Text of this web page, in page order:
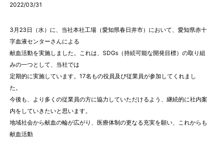
2022/03/31
3月23日（水）に、当社本社工場（愛知県春日井市）において、愛知県赤十
字血液センターさんによる
献血活動を実施しました。これは、SDGs（持続可能な開発目標）の取り組
みの一つとして、当社では
定期的に実施しています。17名もの役員及び従業員が参加してくれまし
た。
今後も、より多くの従業員の方に協力していただけるよう、継続的に社内案
内をしていきたいと思います。
地域社会から献血の輪が広がり、医療体制の更なる充実を願い、これからも
献血活動